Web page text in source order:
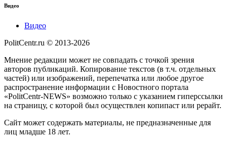
Видео
Видео
PolitCentr.ru © 2013-2026
Мнение редакции может не совпадать с точкой зрения
авторов публикаций. Копирование текстов (в т.ч. отдельных
частей) или изображений, перепечатка или любое другое
распространение информации с Новостного портала
«PolitCentr-NEWS» возможно только с указанием гиперссылки
на страницу, с которой был осуществлен копипаст или рерайт.
Сайт может содержать материалы, не предназначенные для
лиц младше 18 лет.